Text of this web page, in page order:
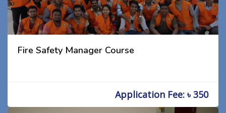
Fire Safety Manager Course
Application Fee: ৳ 350